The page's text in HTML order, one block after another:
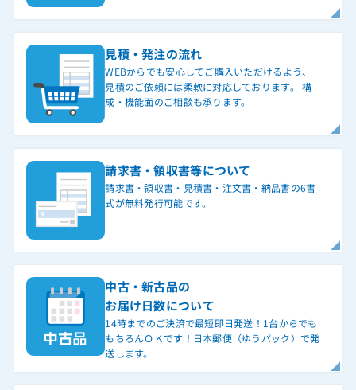
見積・発注の流れ
WEBからでも安心してご購入いただけるよう、
見積のご依頼には柔軟に対応しております。 構
成・機能面のご相談も承ります。
請求書・領収書等について
請求書・領収書・見積書・注文書・納品書の6書
式が無料発行可能です。
中古・新古品の
お届け日数について
14時までのご決済で最短即日発送！1台からでも
もちろんＯＫです！日本郵便（ゆうパック）で発
送します。